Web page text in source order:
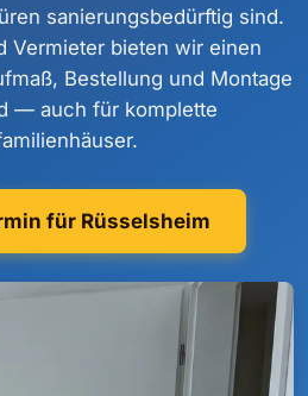
sanierungsbedürftig sind.
Vermieter bieten wir einen
Bestellung und Montage
— auch für komplette
für Rüsselsheim